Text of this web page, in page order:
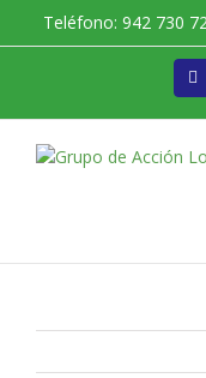
Teléfono: 942 730